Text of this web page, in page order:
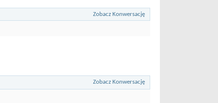
Zobacz Konwersację
Zobacz Konwersację